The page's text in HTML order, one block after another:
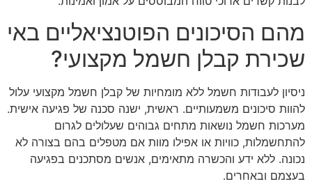
מהם הסיכונים הפוטנציאליים באי
שכירת קבלן חשמל מקצועי?
ניסיון לעבודות חשמל ללא מומחיות של קבלן חשמל מקצועי עלול
להוות סיכונים משמעותיים. ראשית, ישנה סכנה של פגיעה אישית.
מערכות חשמל נושאות מתחים גבוהים שעלולים לגרום
להתחשמלות, כוויות או אפילו מוות אם מטפלים בהם בצורה לא
נכונה. ללא ידע והכשרה מתאימים, אנשים מסתכנים בפגיעה
בעצמם ובאחרים.